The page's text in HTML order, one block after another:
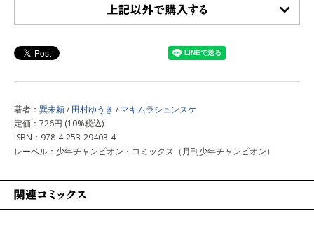
著者： 巽未頼/ 田村ゆうき / マキムラシュンスケ
定価：726円 (10%税込)
ISBN：978-4-253-29403-4
レーベル：少年チャンピオン・コミックス（月刊少年チャンピオン）